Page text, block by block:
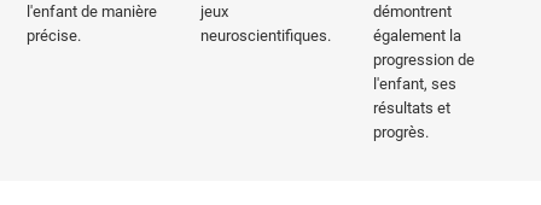
l'enfant de manière
précise.
jeux
neuroscientifiques.
démontrent
également la
progression de
l'enfant, ses
résultats et
progrès.